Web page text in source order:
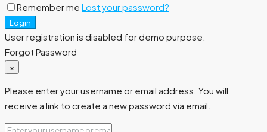
Remember me Lost your password?
Login
User registration is disabled for demo purpose.
Forgot Password
×
Please enter your username or email address. You will
receive a link to create a new password via email.